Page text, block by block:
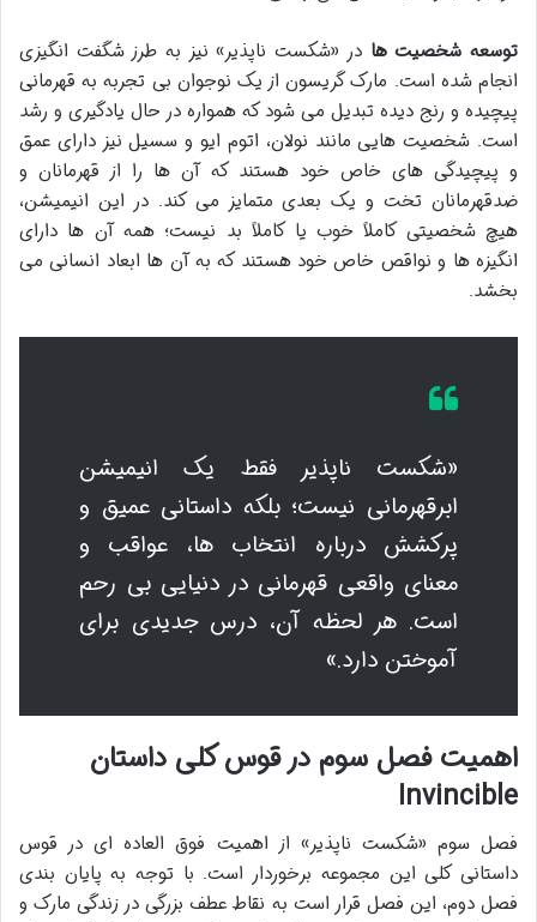
توسعه شخصیت ها در «شکست ناپذیر» نیز به طرز شگفت انگیزی
انجام شده است. مارک گریسون از یک نوجوان بی تجربه به قهرمانی
پیچیده و رنج دیده تبدیل می شود که همواره در حال یادگیری و رشد
است. شخصیت هایی مانند نولان، اتوم ایو و سسیل نیز دارای عمق
و پیچیدگی های خاص خود هستند که آن ها را از قهرمانان و
ضدقهرمانان تخت و یک بعدی متمایز می کند. در این انیمیشن،
هیچ شخصیتی کاملاً خوب یا کاملاً بد نیست؛ همه آن ها دارای
انگیزه ها و نواقص خاص خود هستند که به آن ها ابعاد انسانی می
بخشد.
«شکست ناپذیر فقط یک انیمیشن
ابرقهرمانی نیست؛ بلکه داستانی عمیق و
پرکشش درباره انتخاب ها، عواقب و
معنای واقعی قهرمانی در دنیایی بی رحم
است. هر لحظه آن، درس جدیدی برای
آموختن دارد.»
اهمیت فصل سوم در قوس کلی داستان
Invincible
فصل سوم «شکست ناپذیر» از اهمیت فوق العاده ای در قوس
داستانی کلی این مجموعه برخوردار است. با توجه به پایان بندی
فصل دوم، این فصل قرار است به نقاط عطف بزرگی در زندگی مارک و